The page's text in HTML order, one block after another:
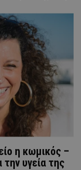
η κωμικός –
την υγεία της